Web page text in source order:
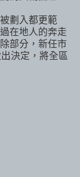
劃入都更範
在地人的奔走
部分，新任市
決定，將全區